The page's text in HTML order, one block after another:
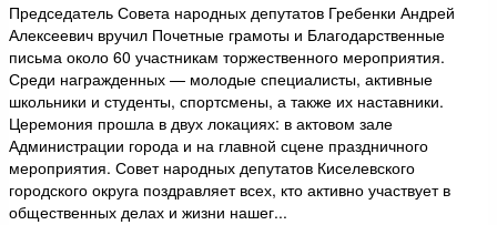
Председатель Совета народных депутатов Гребенки Андрей
Алексеевич вручил Почетные грамоты и Благодарственные
письма около 60 участникам торжественного мероприятия.
Среди награжденных — молодые специалисты, активные
школьники и студенты, спортсмены, а также их наставники.
Церемония прошла в двух локациях: в актовом зале
Администрации города и на главной сцене праздничного
мероприятия. Совет народных депутатов Киселевского
городского округа поздравляет всех, кто активно участвует в
общественных делах и жизни нашег...